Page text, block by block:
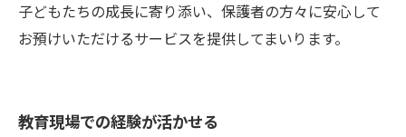
子どもたちの成長に寄り添い、保護者の方々に安心して
お預けいただけるサービスを提供してまいります。
教育現場での経験が活かせる